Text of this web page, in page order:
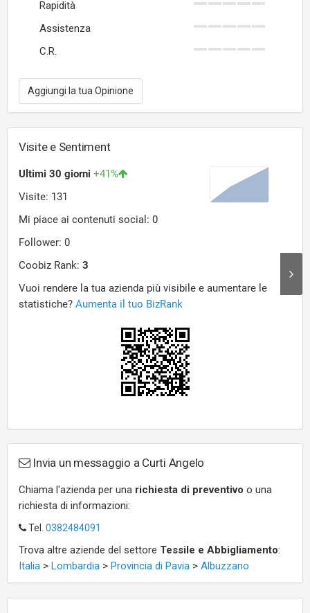
Rapidità
Assistenza
C.R.
Aggiungi la tua Opinione
Visite e Sentiment
Invia un messaggio a Curti Angelo
Chiama l'azienda per una richiesta di preventivo o una
richiesta di informazioni:
Tel. 0382484091
Trova altre aziende del settore Tessile e Abbigliamento:
Italia > Lombardia > Provincia di Pavia > Albuzzano